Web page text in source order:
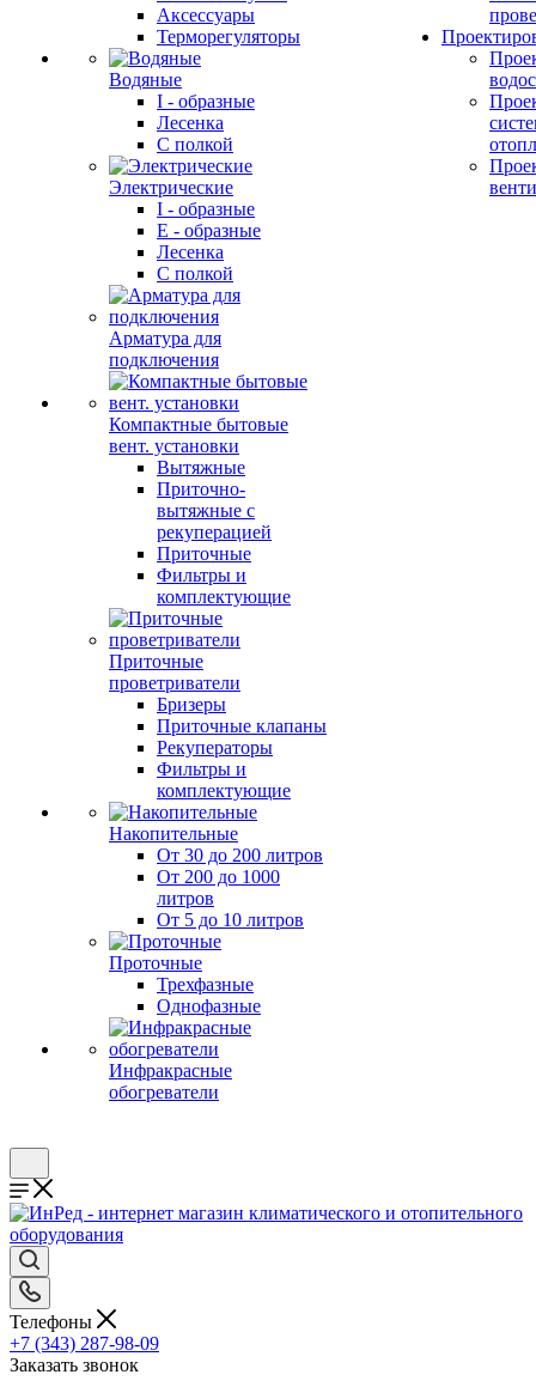
Аксессуары
Терморегуляторы
Водяные
I - образные
Лесенка
С полкой
Электрические
I - образные
E - образные
Лесенка
С полкой
Арматура для
подключения
Компактные бытовые
вент. установки
Вытяжные
Приточно-
вытяжные с
рекуперацией
Приточные
Фильтры и
комплектующие
Приточные
проветриватели
Бризеры
Приточные клапаны
Рекуператоры
Фильтры и
комплектующие
Накопительные
От 30 до 200 литров
От 200 до 1000
литров
От 5 до 10 литров
Проточные
Трехфазные
Однофазные
Инфракрасные
обогреватели
Телефоны
+7 (343) 287-98-09
Заказать звонок